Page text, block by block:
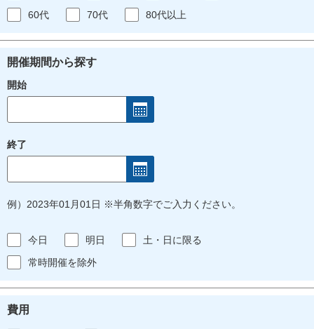
60代
70代 80代以上
開催期間から探す
開始
終了
例）2023年01月01日 ※半角数字でご入力ください。
今日 明日
土・日に限る
常時開催を除外
費用